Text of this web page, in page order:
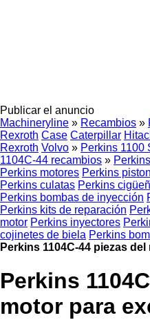
Publicar el anuncio
Machineryline » Recambios »
Rexroth Case Caterpillar
Rexroth Volvo » Perkins 1100
1104C-44 recambios »
Perkins motores Perkins
Perkins culatas Perkins
Perkins bombas de inyección
Perkins kits de reparación
motor Perkins inyectores
cojinetes de biela Perkins
Perkins 1104C-44 piezas
Perkins
motor para